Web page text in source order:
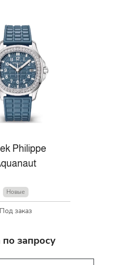
Philippe
Новые
Под заказ
запросу